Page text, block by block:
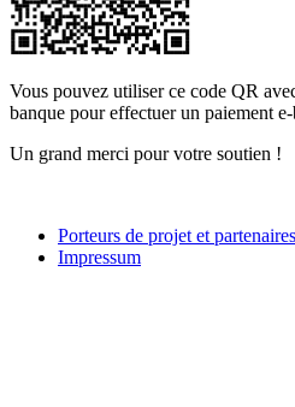
Vous pouvez utiliser ce code QR
banque pour effectuer un paiement
Un grand merci pour votre soutien !
Porteurs de projet et partenaires
Impressum